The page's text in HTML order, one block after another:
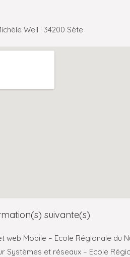
Weil · 34200 Sète
suivante(s)
web Mobile – Ecole Régionale du
Systèmes et réseaux – Ecole